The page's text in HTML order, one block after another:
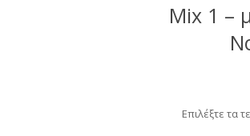
Mix 1 –
Επιλέξτε τα